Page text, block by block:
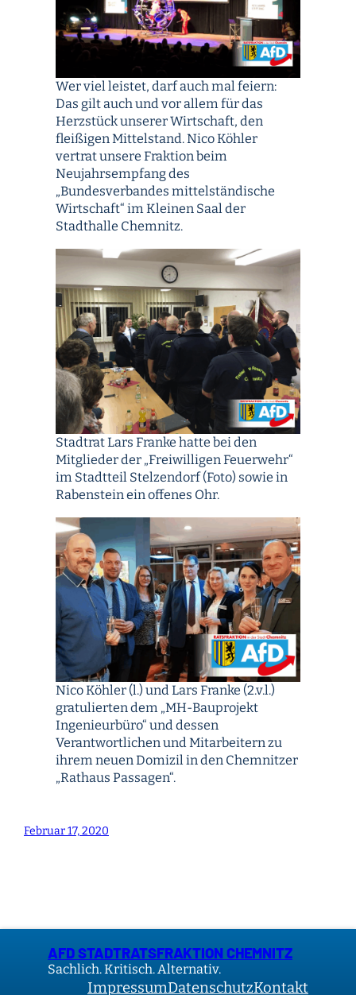
Wer viel leistet, darf auch mal feiern:
Das gilt auch und vor allem für das
Herzstück unserer Wirtschaft, den
fleißigen Mittelstand. Nico Köhler
vertrat unsere Fraktion beim
Neujahrsempfang des
„Bundesverbandes mittelständische
Wirtschaft“ im Kleinen Saal der
Stadthalle Chemnitz.
Stadtrat Lars Franke hatte bei den
Mitglieder der „Freiwilligen Feuerwehr“
im Stadtteil Stelzendorf (Foto) sowie in
Rabenstein ein offenes Ohr.
Nico Köhler (l.) und Lars Franke (2.v.l.)
gratulierten dem „MH-Bauprojekt
Ingenieurbüro“ und dessen
Verantwortlichen und Mitarbeitern zu
ihrem neuen Domizil in den Chemnitzer
„Rathaus Passagen“.
Februar 17, 2020
AFD STADTRATSFRAKTION CHEMNITZ
Sachlich. Kritisch. Alternativ.
ImpressumDatenschutzKontakt